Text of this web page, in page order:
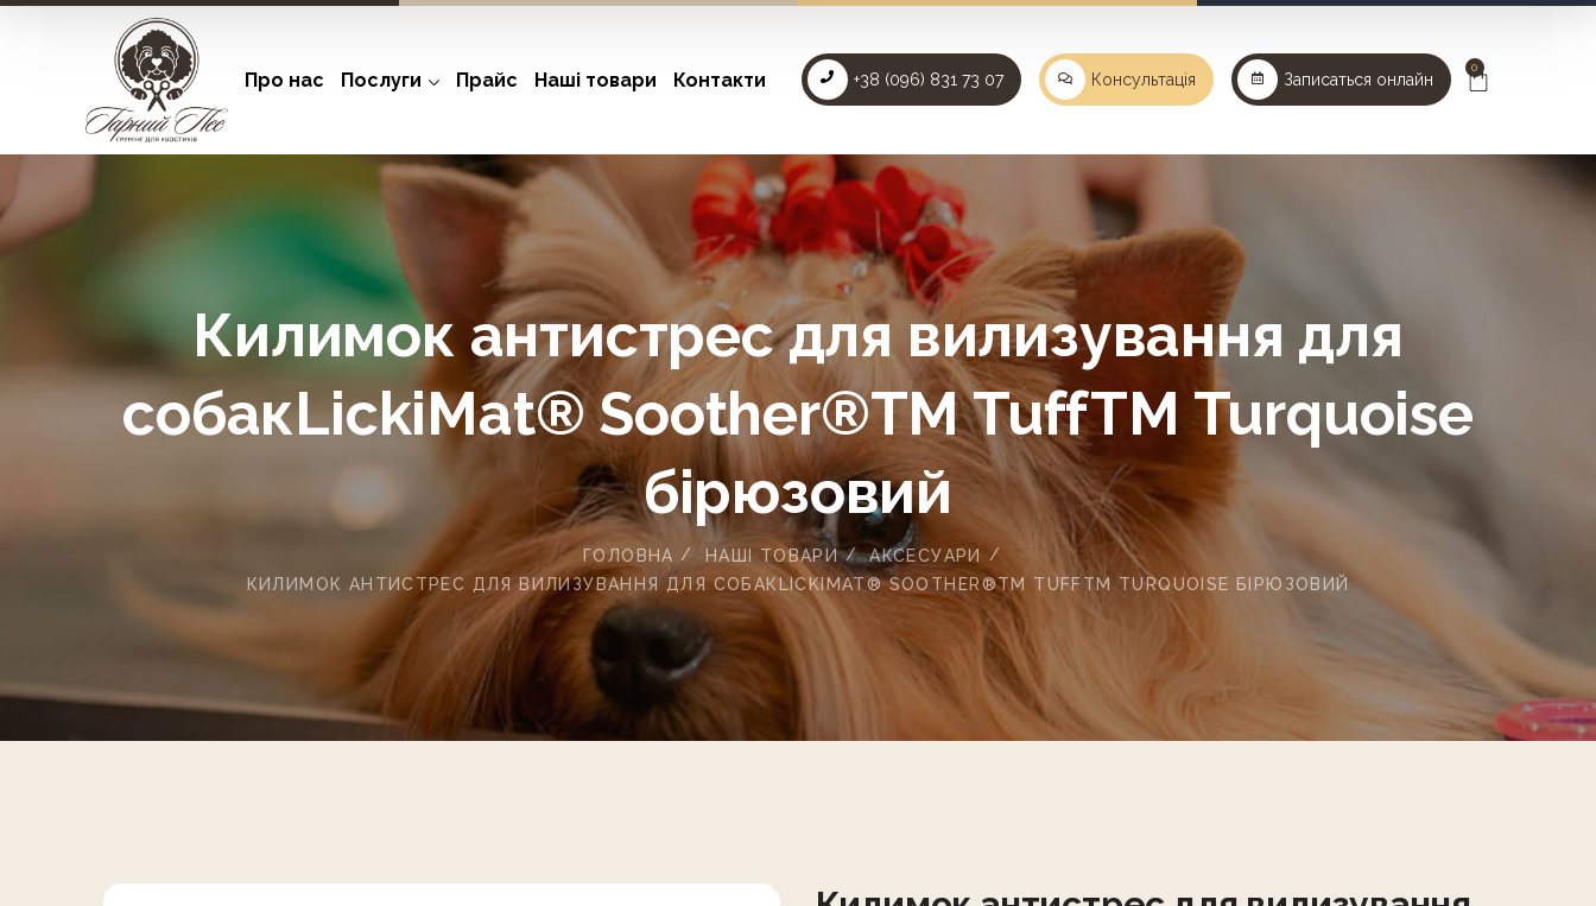
Про нас Послуги Прайс Наші товари Контакти +38 (096) 831 73 07 Консультація Записаться онлайн
0
ГОЛОВНА НАШІ ТОВАРИ
АКСЕСУАРИ
КИЛИМОК АНТИСТРЕС ДЛЯ ВИЛИЗУВАННЯ ДЛЯ СОБАКLICKIMAT® SOOTHER®TM TUFFTM TURQUOISE БІРЮЗОВИЙ
Килимок антистрес для вилизування для
собакLickiMat® Soother®TM TuffTM Turquoise
бірюзовий